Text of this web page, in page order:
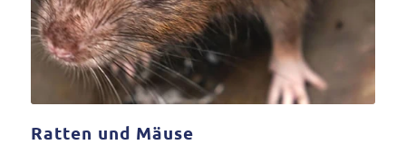
Ratten und Mäuse